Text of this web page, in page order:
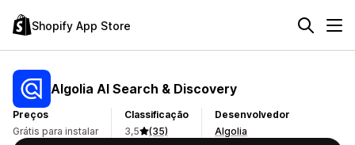
Shopify App Store
Algolia AI Search & Discovery
Preços
Grátis para instalar
Classificação
3,5
(35)
Desenvolvedor
Algolia